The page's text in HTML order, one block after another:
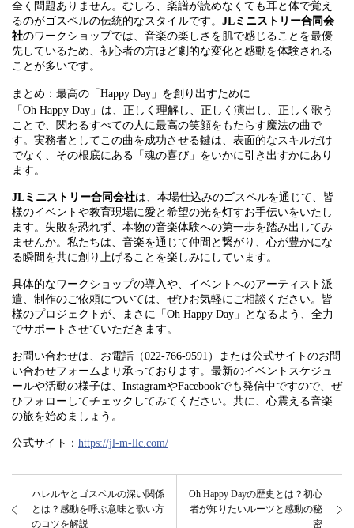
全く問題ありません。むしろ、楽譜が読めなくても耳と体で覚え
るのがゴスペルの伝統的なスタイルです。 JLミニストリー合同会
社のワークショップでは、音楽の楽しさを肌で感じることを最優
先しているため、初心者の方ほど劇的な変化と感動を体験される
ことが多いです。
まとめ：最高の「Happy Day」を創り出すために
「Oh Happy Day」は、正しく理解し、正しく演出し、正しく歌う
ことで、関わるすべての人に最高の笑顔をもたらす魔法の曲で
す。実務者としてこの曲を成功させる鍵は、表面的なスキルだけ
でなく、その根底にある「魂の喜び」をいかに引き出すかにあり
ます。
JLミニストリー合同会社は、本場仕込みのゴスペルを通じて、皆
様のイベントや教育現場に愛と希望の光を灯すお手伝いをいたし
ます。失敗を恐れず、本物の音楽体験への第一歩を踏み出してみ
ませんか。私たちは、音楽を通じて仲間と繋がり、心が豊かにな
る瞬間を共に創り上げることを楽しみにしています。
具体的なワークショップの導入や、イベントへのアーティスト派
遣、制作のご依頼については、ぜひお気軽にご相談ください。皆
様のプロジェクトが、まさに「Oh Happy Day」となるよう、全力
でサポートさせていただきます。
お問い合わせは、お電話（022-766-9591）または公式サイトのお問
い合わせフォームより承っております。最新のイベントスケジュ
ールや活動の様子は、InstagramやFacebookでも発信中ですので、ぜ
ひフォローしてチェックしてみてください。共に、心震える音楽
の旅を始めましょう。
公式サイト： https://jl-m-llc.com/
ハレルヤとゴスペルの深い関係
とは？感動を呼ぶ意味と歌い方
のコツを解説
Oh Happy Dayの歴史とは？初心
者が知りたいルーツと感動の秘
密